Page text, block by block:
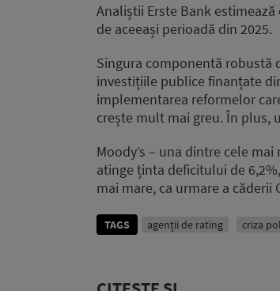
Analiștii Erste Bank
de aceeași perioadă din 2025.
Singura componentă robustă
investițiile publice finanțate
implementarea reformelor
crește mult mai greu. În plus,
Moody’s – una dintre cele
atinge ținta deficitului de
mai mare, ca urmare a căderii
TAGS agenții de rating criza